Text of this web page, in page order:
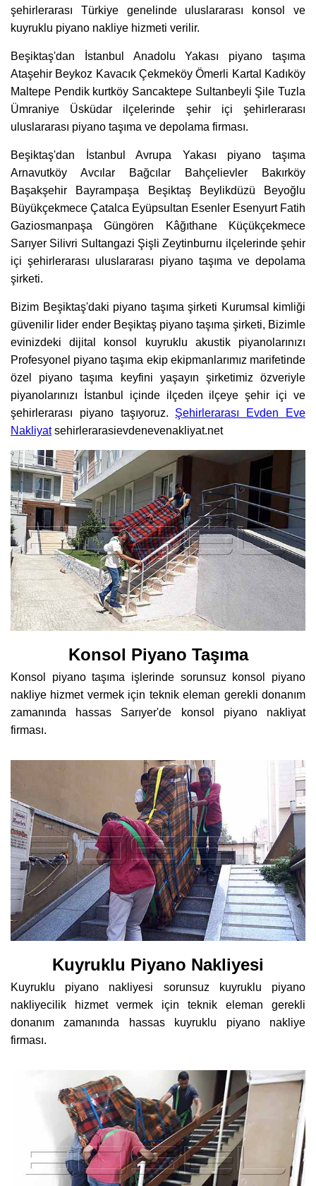
şehirlerarası Türkiye genelinde uluslararası konsol ve
kuyruklu piyano nakliye hizmeti verilir.
Beşiktaş'dan İstanbul Anadolu Yakası piyano taşıma
Ataşehir Beykoz Kavacık Çekmeköy Ömerli Kartal Kadıköy
Maltepe Pendik kurtköy Sancaktepe Sultanbeyli Şile Tuzla
Ümraniye Üsküdar ilçelerinde şehir içi şehirlerarası
uluslararası piyano taşıma ve depolama firması.
Beşiktaş'dan İstanbul Avrupa Yakası piyano taşıma
Arnavutköy Avcılar Bağcılar Bahçelievler Bakırköy
Başakşehir Bayrampaşa Beşiktaş Beylikdüzü Beyoğlu
Büyükçekmece Çatalca Eyüpsultan Esenler Esenyurt Fatih
Gaziosmanpaşa Güngören Kâğıthane Küçükçekmece
Sarıyer Silivri Sultangazi Şişli Zeytinburnu ilçelerinde şehir
içi şehirlerarası uluslararası piyano taşıma ve depolama
şirketi.
Bizim Beşiktaş'daki piyano taşıma şirketi Kurumsal kimliği
güvenilir lider ender Beşiktaş piyano taşıma şirketi, Bizimle
evinizdeki dijital konsol kuyruklu akustik piyanolarınızı
Profesyonel piyano taşıma ekip ekipmanlarımız marifetinde
özel piyano taşıma keyfini yaşayın şirketimiz özveriyle
piyanolarınızı İstanbul içinde ilçeden ilçeye şehir içi ve
şehirlerarası piyano taşıyoruz. Şehirlerarası Evden Eve
Nakliyatsehirlerarasievdenevenakliyat.net
Konsol Piyano Taşıma
Konsol piyano taşıma işlerinde sorunsuz konsol piyano
nakliye hizmet vermek için teknik eleman gerekli donanım
zamanında hassas Sarıyer'de konsol piyano nakliyat
firması.
Kuyruklu Piyano Nakliyesi
Kuyruklu piyano nakliyesi sorunsuz kuyruklu piyano
nakliyecilik hizmet vermek için teknik eleman gerekli
donanım zamanında hassas kuyruklu piyano nakliye
firması.